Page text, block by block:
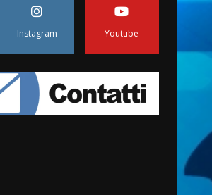
6 Agosto 2026 06:15
appuntamento con “Fasano in
Banda”
7 Agosto 2026 06:05
Instagram Youtube